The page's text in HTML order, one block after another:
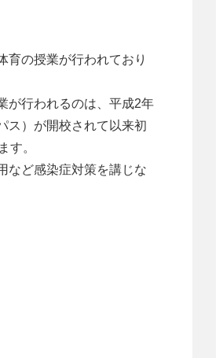
育の授業が行われており
が行われるのは、平成2年
ス）が開校されて以来初
す。
など感染症対策を講じな